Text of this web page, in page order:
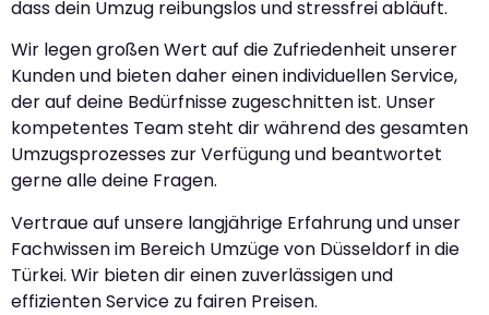
dass dein Umzug reibungslos und stressfrei abläuft.
Wir legen großen Wert auf die Zufriedenheit unserer
Kunden und bieten daher einen individuellen Service,
der auf deine Bedürfnisse zugeschnitten ist. Unser
kompetentes Team steht dir während des gesamten
Umzugsprozesses zur Verfügung und beantwortet
gerne alle deine Fragen.
Vertraue auf unsere langjährige Erfahrung und unser
Fachwissen im Bereich Umzüge von Düsseldorf in die
Türkei. Wir bieten dir einen zuverlässigen und
effizienten Service zu fairen Preisen.